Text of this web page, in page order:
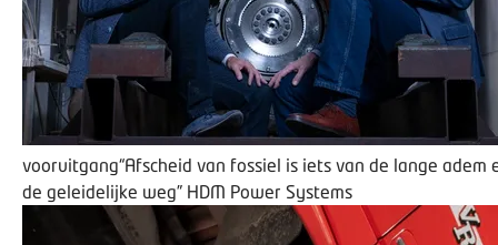
vooruitgang“Afscheid van fossiel is iets van de lange adem
de geleidelijke weg” HDM Power Systems